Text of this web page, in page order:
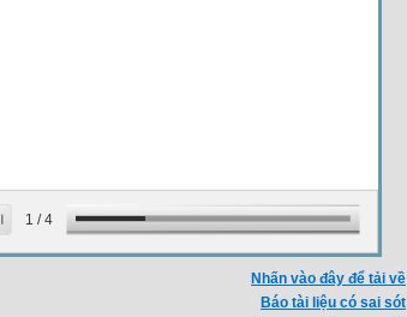
1 /4
Nhấn vào đây để tải về
Báo tài liệu có sai sót